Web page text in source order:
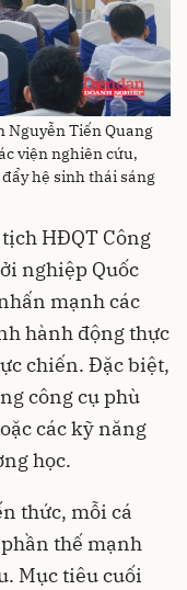
Nguyễn Tiến Quang
viện nghiên cứu,
hệ sinh thái sáng
HĐQT Công
nghiệp Quốc
mạnh các
hành động thực
chiến. Đặc biệt,
công cụ phù
các kỹ năng
học.
thức, mỗi cá
thế mạnh
Mục tiêu cuối